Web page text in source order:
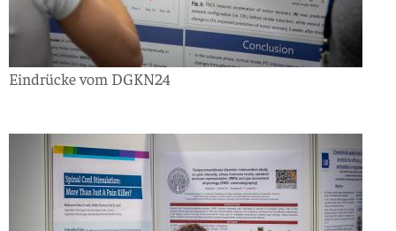
Eindrücke vom DGKN24